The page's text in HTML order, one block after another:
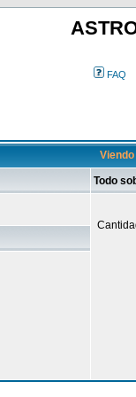
FAQ
Todo